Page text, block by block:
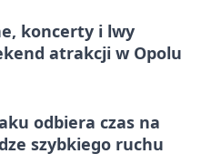
koncerty i lwy
atrakcji w Opolu
odbiera czas na
szybkiego ruchu